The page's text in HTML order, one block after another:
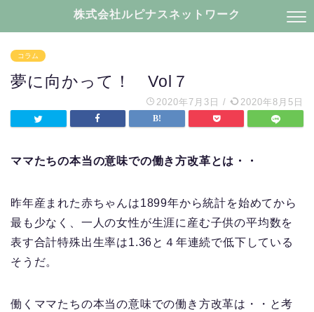
株式会社ルピナスネットワーク
コラム
夢に向かって！ Vol７
2020年7月3日 / 2020年8月5日
ママたちの本当の意味での働き方改革とは・・
昨年産まれた赤ちゃんは1899年から統計を始めてから
最も少なく、一人の女性が生涯に産む子供の平均数を
表す合計特殊出生率は1.36と４年連続で低下している
そうだ。
働くママたちの本当の意味での働き方改革は・・と考